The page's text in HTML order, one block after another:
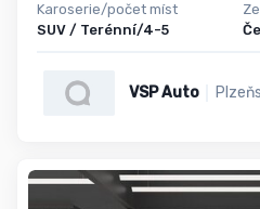
Karoserie/počet míst
SUV / Terénní/4-5
VSP Auto